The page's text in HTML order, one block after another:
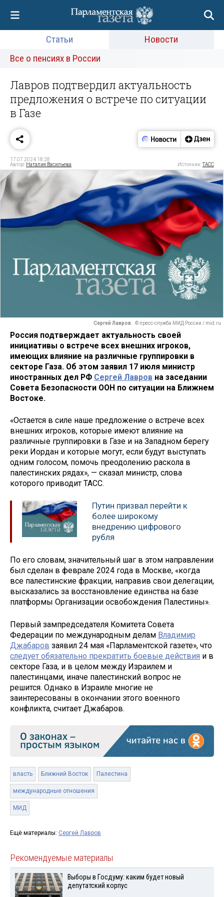
Статьи
Новости
Все о пенсиях в России
Лавров подтвердил актуальность
предложения о встрече по ситуации
в Газе
17.07.2024 18:28
Автор: Наталия Васильева Источник:ТАСС
Сергей Лавров. © пресс-служба МИД России / mid.ru
Россия подтверждает актуальность своей
инициативы о встрече всех внешних игроков,
имеющих влияние на различные группировки в
секторе Газа. Об этом заявил 17 июля министр
иностранных дел РФ Сергей Лавров на заседании
Совета Безопасности ООН по ситуации на Ближнем
Востоке.
«Остается в силе наше предложение о встрече всех
внешних игроков, которые имеют влияние на
различные группировки в Газе и на Западном берегу
реки Иордан и которые могут, если будут выступать
одним голосом, помочь преодолению раскола в
палестинских рядах», — сказал министр, слова
которого приводит ТАСС.
Путин призвал перейти к
более широкому
внедрению цифрового
рубля
По его словам, значительный шаг в этом направлении
был сделан в феврале 2024 года в Москве, «когда
все палестинские фракции, направив свои делегации,
высказались за восстановление единства на базе
платформы Организации освобождения Палестины».
Первый зампредседателя Комитета Совета
Федерации по международным делам Владимир
Джабаров заявил 24 мая «Парламентской газете», что
следует обязательно прекратить боевые действия и в
секторе Газа, и в целом между Израилем и
палестинцами, иначе палестинский вопрос не
решится. Однако в Израиле многие не
заинтересованы в окончании этого военного
конфликта, считает Джабаров.
власть Ближний Восток Палестина
международные отношения
МИД
Ещё материалы: Сергей Лавров
Рекомендуемые материалы
Выборы в Госдуму: каким будет новый
депутатский корпус